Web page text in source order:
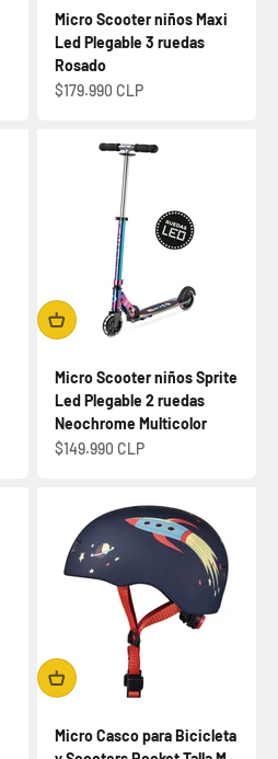
Micro Scooter niños Maxi
Led Plegable 3 ruedas
Rosado
Precio de oferta
$179.990 CLP
Micro Scooter niños Sprite
Led Plegable 2 ruedas
Neochrome Multicolor
Precio de oferta
$149.990 CLP
Micro Casco para Bicicleta